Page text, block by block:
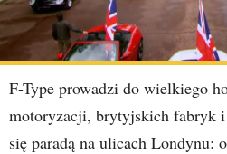
F-Type prowadzi do wielkiego
motoryzacji, brytyjskich fabryk
się paradą na ulicach Londynu: